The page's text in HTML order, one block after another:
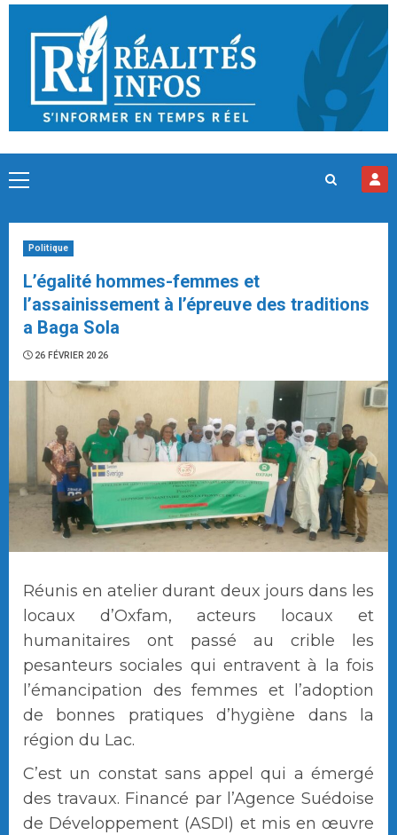
Skip
content
Primary
Politique
L’égalité hommes-femmes et
l’assainissement à l’épreuve des traditions
a Baga Sola
26 FÉVRIER 2026
Réunis en atelier durant deux jours dans les
locaux d’Oxfam, acteurs locaux et
humanitaires ont passé au crible les
pesanteurs sociales qui entravent à la fois
l’émancipation des femmes et l’adoption
de bonnes pratiques d’hygiène dans la
région du Lac.
C’est un constat sans appel qui a émergé
des travaux. Financé par l’Agence Suédoise
de Développement (ASDI) et mis en œuvre